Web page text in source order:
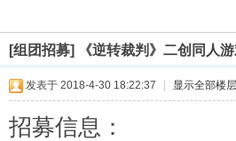
›
[组团招募] 《逆转裁判》二创同人
发表于 2018-4-30 18:22:37 显示全部楼层
招募信息：